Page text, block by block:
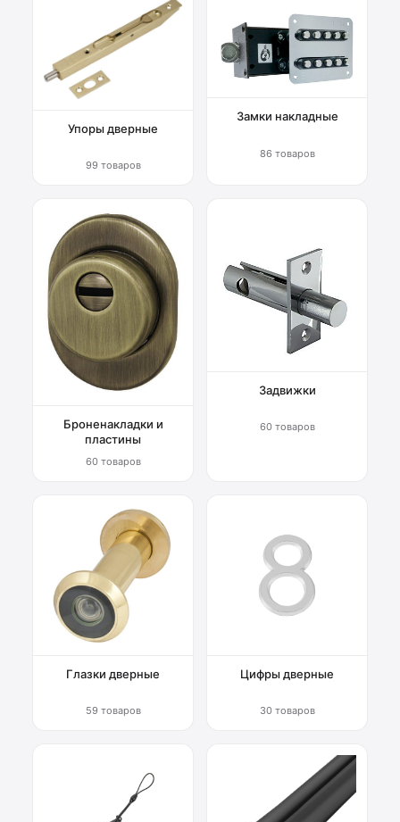
Упоры дверные
99 товаров
Замки накладные
86 товаров
Броненакладки и
пластины
60 товаров
Задвижки
60 товаров
Глазки дверные
59 товаров
Цифры дверные
30 товаров